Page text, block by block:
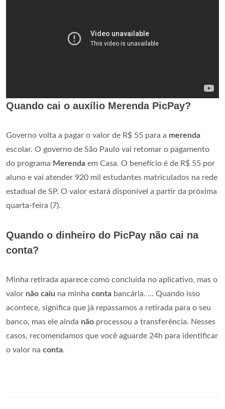
Quando cai o auxílio Merenda PicPay?
Governo volta a pagar o valor de R$ 55 para a merenda
escolar. O governo de São Paulo vai retomar o pagamento
do programa Merenda em Casa. O benefício é de R$ 55 por
aluno e vai atender 920 mil estudantes matriculados na rede
estadual de SP. O valor estará disponível a partir da próxima
quarta-feira (7).
Quando o dinheiro do PicPay não cai na
conta?
Minha retirada aparece como concluída no aplicativo, mas o
valor não caiu na minha conta bancária. ... Quando isso
acontece, significa que já repassamos a retirada para o seu
banco, mas ele ainda não processou a transferência. Nesses
casos, recomendamos que você aguarde 24h para identificar
o valor na conta.